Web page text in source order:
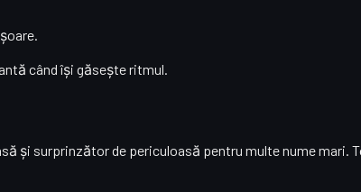
când își găsește ritmul.
și surprinzător de periculoasă pentru multe nume